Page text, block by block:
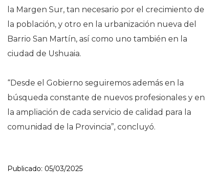
la Margen Sur, tan necesario por el crecimiento de
la población, y otro en la urbanización nueva del
Barrio San Martín, así como uno también en la
ciudad de Ushuaia.
“Desde el Gobierno seguiremos además en la
búsqueda constante de nuevos profesionales y en
la ampliación de cada servicio de calidad para la
comunidad de la Provincia”, concluyó.
Publicado: 05/03/2025